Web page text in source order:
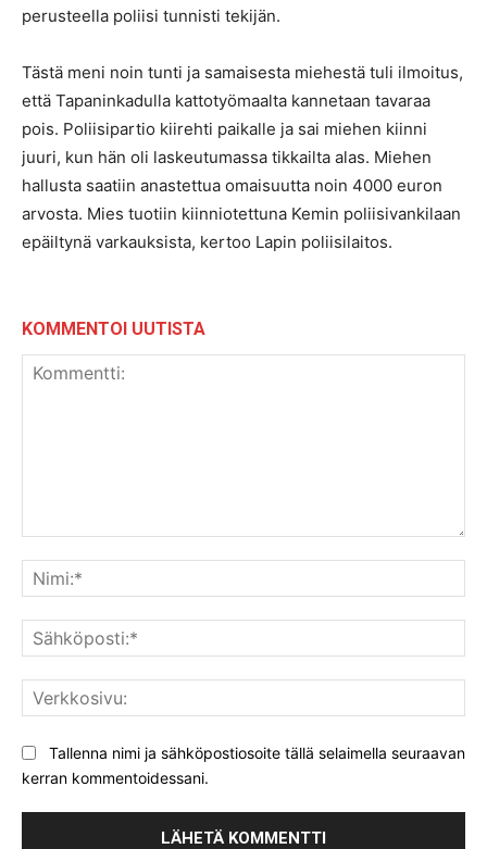
perusteella poliisi tunnisti tekijän.
Tästä meni noin tunti ja samaisesta miehestä tuli ilmoitus,
että Tapaninkadulla kattotyömaalta kannetaan tavaraa
pois. Poliisipartio kiirehti paikalle ja sai miehen kiinni
juuri, kun hän oli laskeutumassa tikkailta alas. Miehen
hallusta saatiin anastettua omaisuutta noin 4000 euron
arvosta. Mies tuotiin kiinniotettuna Kemin poliisivankilaan
epäiltynä varkauksista, kertoo Lapin poliisilaitos.
KOMMENTOI UUTISTA
Tallenna nimi ja sähköpostiosoite tällä selaimella seuraavan
kerran kommentoidessani.